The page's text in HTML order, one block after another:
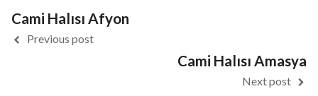
Cami Halısı Afyon
Previous post
Cami Halısı Amasya
Next post